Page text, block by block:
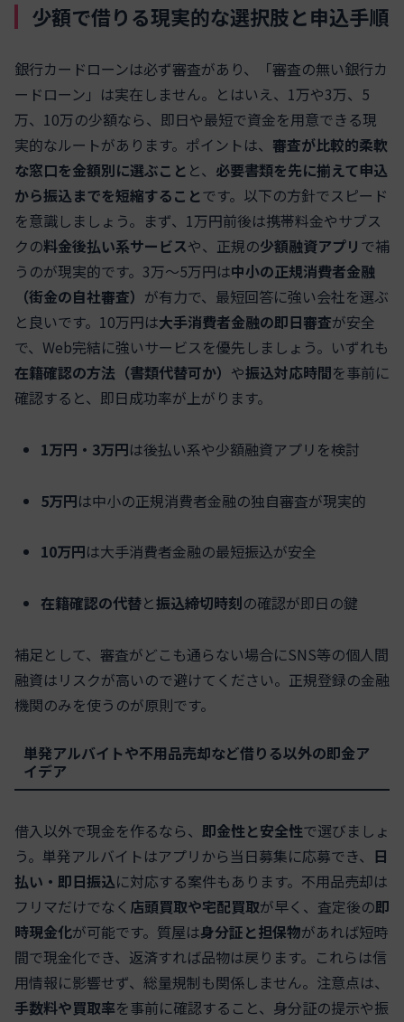
少額で借りる現実的な選択肢と申込手順
銀行カードローンは必ず審査があり、「審査の無い銀行カ
ードローン」は実在しません。とはいえ、1万や3万、5
万、10万の少額なら、即日や最短で資金を用意できる現
実的なルートがあります。ポイントは、 審査が比較的柔軟
な窓口を金額別に選ぶこと と、 必要書類を先に揃えて申込
から振込までを短縮することです。以下の方針でスピード
を意識しましょう。まず、1万円前後は携帯料金やサブス
クの料金後払い系サービスや、正規の少額融資アプリ で補
うのが現実的です。3万〜5万円は中小の正規消費者金融
（街金の自社審査） が有力で、最短回答に強い会社を選ぶ
と良いです。10万円は大手消費者金融の即日審査が安全
で、Web完結に強いサービスを優先しましょう。いずれも
在籍確認の方法（書類代替可か） や振込対応時間を事前に
確認すると、即日成功率が上がります。
1万円・3万円は後払い系や少額融資アプリを検討
5万円は中小の正規消費者金融の独自審査が現実的
10万円は大手消費者金融の最短振込が安全
在籍確認の代替と振込締切時刻の確認が即日の鍵
補足として、審査がどこも通らない場合にSNS等の個人間
融資はリスクが高いので避けてください。正規登録の金融
機関のみを使うのが原則です。
単発アルバイトや不用品売却など借りる以外の即金ア
イデア
借入以外で現金を作るなら、 即金性と安全性で選びましょ
う。単発アルバイトはアプリから当日募集に応募でき、
日
払い・即日振込に対応する案件もあります。不用品売却は
フリマだけでなく 店頭買取や宅配買取が早く、査定後の即
時現金化が可能です。質屋は身分証と担保物があれば短時
間で現金化でき、返済すれば品物は戻ります。これらは信
用情報に影響せず、総量規制も関係しません。注意点は、
手数料や買取率を事前に確認すること、身分証の提示や振